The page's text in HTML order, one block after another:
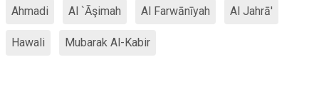
Ahmadi Al `Āşimah Al Farwānīyah Al Jahrā'
Hawali Mubarak Al-Kabir